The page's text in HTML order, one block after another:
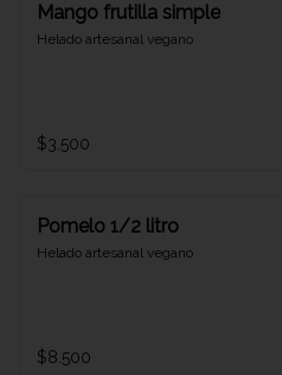
Mango frutilla simple
Helado artesanal vegano
$3.500
Pomelo 1/2 litro
Helado artesanal vegano
$8.500